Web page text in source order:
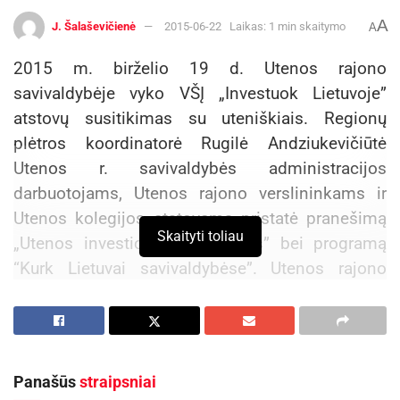
J. Šalaševičienė 2015-06-22 Laikas: 1 min skaitymo AA
2015 m. birželio 19 d. Utenos rajono
savivaldybėje vyko VŠĮ „Investuok Lietuvoje”
atstovų susitikimas su uteniškiais. Regionų
plėtros koordinatorė Rugilė Andziukevičiūtė
Utenos r. savivaldybės administracijos
darbuotojams, Utenos rajono verslininkams ir
Utenos kolegijos atstovams pristatė pranešimą
„Utenos investicinės galimybės” bei programą
“Kurk Lietuvai savivaldybėse”. Utenos rajono
pavaduotoja Zita Ringelevičienė pakvietė
įmonių
su mokslo institucijomis, išryškėjo aktuali tema
Skaityti toliau
Panašūsstraipsniai